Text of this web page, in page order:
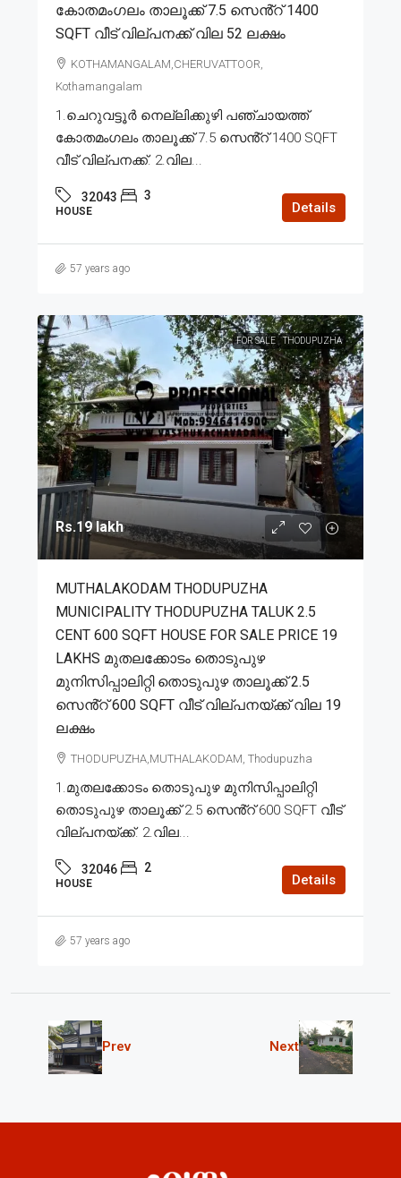
കോതമംഗലം താലൂക്ക് 7.5 സെൻ്റ് 1400
SQFT വീട് വില്പനക്ക് വില 52 ലക്ഷം
KOTHAMANGALAM,CHERUVATTOOR,
Kothamangalam
1.ചെറുവട്ടൂർ നെല്ലിക്കുഴി പഞ്ചായത്ത്
കോതമംഗലം താലൂക്ക് 7.5 സെൻ്റ് 1400 SQFT
വീട് വില്പനക്ക്. 2.വില...
32043 3
HOUSE Details
57 years ago
FOR SALE THODUPUZHA
Rs.19 lakh
MUTHALAKODAM THODUPUZHA
MUNICIPALITY THODUPUZHA TALUK 2.5
CENT 600 SQFT HOUSE FOR SALE PRICE 19
LAKHS മുതലക്കോടം തൊടുപുഴ
മുനിസിപ്പാലിറ്റി തൊടുപുഴ താലൂക്ക് 2.5
സെൻ്റ് 600 SQFT വീട് വില്പനയ്ക്ക് വില 19
ലക്ഷം
THODUPUZHA,MUTHALAKODAM, Thodupuzha
1.മുതലക്കോടം തൊടുപുഴ മുനിസിപ്പാലിറ്റി
തൊടുപുഴ താലൂക്ക് 2.5 സെൻ്റ് 600 SQFT വീട്
വില്പനയ്ക്ക്. 2.വില...
32046 2
HOUSE Details
57 years ago
Prev Next